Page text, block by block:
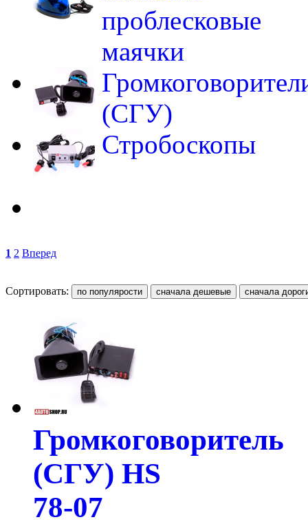
проблесковые
маячки
(СГУ)
Стробоскопы
1 2 Вперед
Сортировать:
Громкоговоритель
(СГУ) HS
78-07